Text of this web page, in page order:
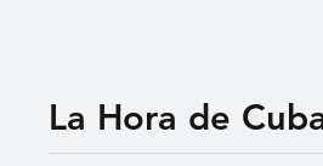
La Hora de